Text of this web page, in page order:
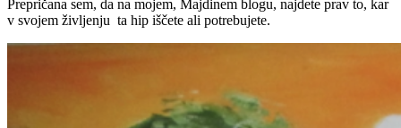
Prepričana sem, da na mojem, Majdinem blogu, najdete prav to, kar
v svojem življenju ta hip iščete ali potrebujete.